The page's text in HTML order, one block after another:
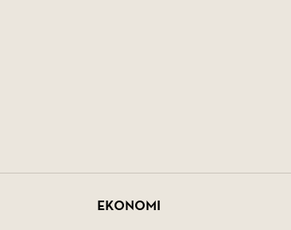
Ekonomi